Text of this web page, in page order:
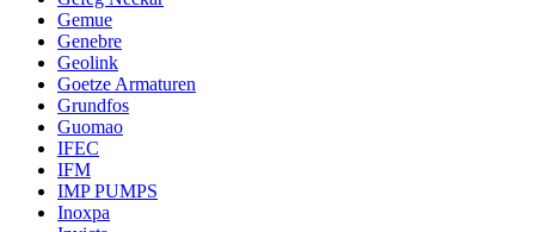
Gemue
Genebre
Geolink
Goetze Armaturen
Grundfos
Guomao
IFEC
IFM
IMP PUMPS
Inoxpa